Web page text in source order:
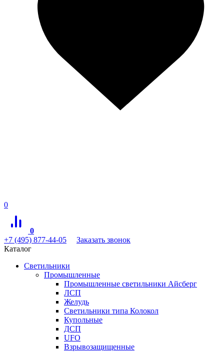
0
0
+7 (495) 877-44-05
Заказать звонок
Каталог
Светильники
Промышленные
Промышленные светильники Айсберг
ЛСП
Желудь
Светильники типа Колокол
Купольные
ДСП
UFO
Взрывозащищенные